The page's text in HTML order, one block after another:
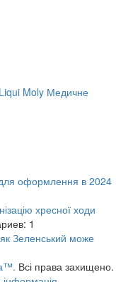
Moly Медичне
оформлення в 2024
хресної ходи
1
Зеленський може
Всі права захищено.